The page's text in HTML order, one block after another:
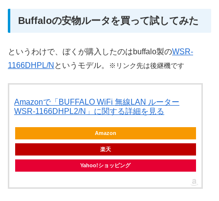
Buffaloの安物ルータを買って試してみた
というわけで、ぼくが購入したのはbuffalo製のWSR-
1166DHPL/N というモデル。 ※リンク先は後継機です
Amazonで「BUFFALO WiFi 無線LAN ルーター
WSR-1166DHPL2/N」に関する詳細を見る
Amazon
楽天
Yahoo!ショッピング